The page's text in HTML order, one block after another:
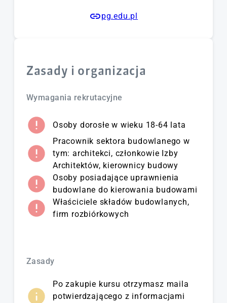
pg.edu.pl
Zasady i organizacja
Wymagania rekrutacyjne
Osoby dorosłe w wieku 18-64 lata
Pracownik sektora budowlanego w
tym: architekci, członkowie Izby
Architektów, kierownicy budowy
Osoby posiadające uprawnienia
budowlane do kierowania budowami
Właściciele składów budowlanych,
firm rozbiórkowych
Zasady
Po zakupie kursu otrzymasz maila
potwierdzającego z informacjami